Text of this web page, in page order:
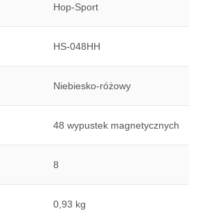
Hop-Sport
HS-048HH
Niebiesko-różowy
48 wypustek magnetycznych
8
0,93 kg